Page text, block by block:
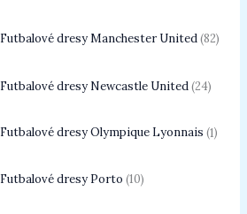
Futbalové dresy Manchester United 82
Futbalové dresy Newcastle United 24
Futbalové dresy Olympique Lyonnais 1
Futbalové dresy Porto 10